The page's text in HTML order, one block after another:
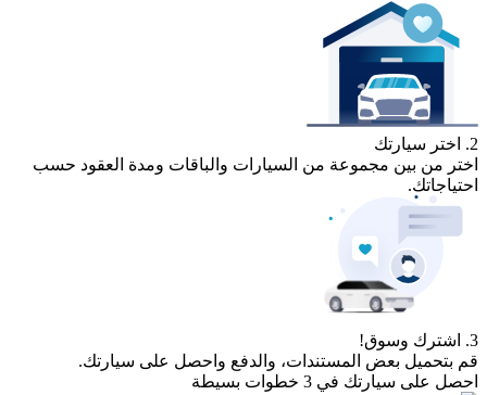
2. اختر سيارتك
اختر من بين مجموعة من السيارات والباقات ومدة العقود حسب
احتياجاتك.
3. اشترك وسوق!
قم بتحميل بعض المستندات، والدفع واحصل على سيارتك.
احصل على سيارتك في 3 خطوات بسيطة